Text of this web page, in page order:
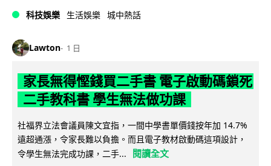
科技娛樂 生活娛樂 城中熱話
Lawton 1 日
家長無得慳錢買二手書 電子啟動碼鎖死
二手教科書 學生無法做功課
社福界立法會議員陳文宜指，一間中學書單價錢按年加 14.7%
遠超通漲，令家長難以負擔。而且電子教材啟動碼這項設計，
令學生無法完成功課，二手...
閱讀全文